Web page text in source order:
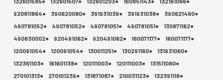
920811864●
390620080● 391931039● 391931038●
390621460●
490781052●
490781052● 490781051● 490781051●
130871162●
490630002●
920491062● 920491062● 160071177●
160071177●
120091054●
120091054● 130011251● 130291160●
131931060●
132361103●
161601138● 120111003● 120111003●
131511080●
270101313●
270101239● 131871087● 210031123●
132391118●